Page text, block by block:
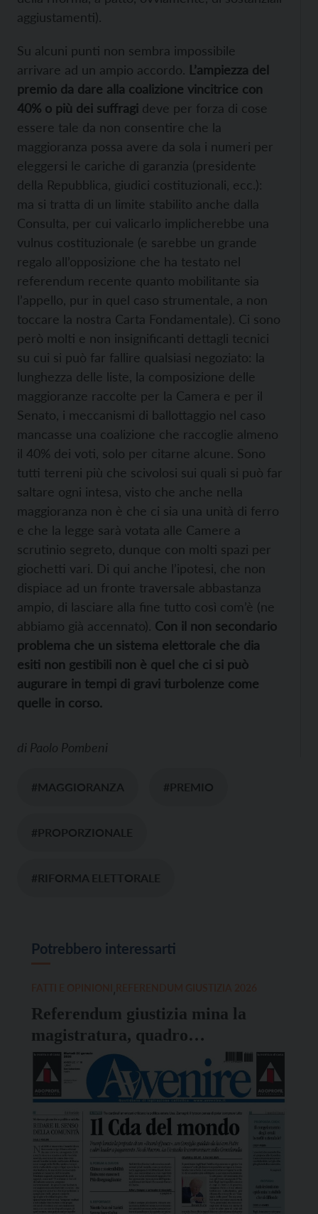
aggiustamenti).
Su alcuni punti non sembra impossibile
arrivare ad un ampio accordo. L’ampiezza del
premio da dare alla coalizione vincitrice con
40% o più dei suffragi deve per forza di cose
essere tale da non consentire che la
maggioranza possa avere da sola i numeri per
eleggersi le cariche di garanzia (presidente
della Repubblica, giudici costituzionali, ecc.):
ma si tratta di un limite stabilito anche dalla
Consulta, per cui valicarlo implicherebbe una
vulnus costituzionale (e sarebbe un grande
regalo all’opposizione che ha testato nel
referendum recente quanto mobilitante sia
l’appello, pur in quel caso strumentale, a non
toccare la nostra Carta Fondamentale). Ci sono
però molti e non insignificanti dettagli tecnici
su cui si può far fallire qualsiasi negoziato: la
lunghezza delle liste, la composizione delle
maggioranze raccolte per la Camera e per il
Senato, i meccanismi di ballottaggio nel caso
mancasse una coalizione che raccoglie almeno
il 40% dei voti, solo per citarne alcune. Sono
tutti terreni più che scivolosi sui quali si può far
saltare ogni intesa, visto che anche nella
maggioranza non è che ci sia una unità di ferro
e che la legge sarà votata alle Camere a
scrutinio segreto, dunque con molti spazi per
giochetti vari. Di qui anche l’ipotesi, che non
dispiace ad un fronte traversale abbastanza
ampio, di lasciare alla fine tutto così com’è (ne
abbiamo già accennato). Con il non secondario
problema che un sistema elettorale che dia
esiti non gestibili non è quel che ci si può
augurare in tempi di gravi turbolenze come
quelle in corso.
di Paolo Pombeni
#MAGGIORANZA #PREMIO
#PROPORZIONALE
#RIFORMA ELETTORALE
Potrebbero interessarti
Referendum giustizia mina la
magistratura, quadro
internazionale sempre più
intricato